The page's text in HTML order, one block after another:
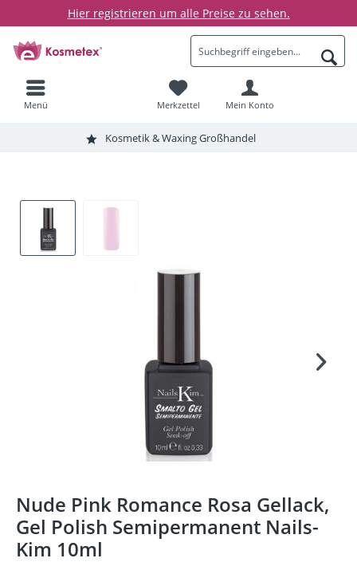
Hier registrieren um alle Preise zu sehen.
Kosmetik & Waxing Großhandel
Menü Merkzettel Mein Konto
Nude Pink Romance Rosa Gellack,
Gel Polish Semipermanent Nails-
Kim 10ml